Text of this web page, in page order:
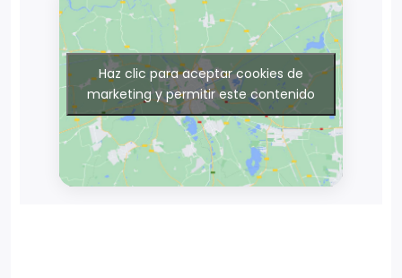
Haz clic para aceptar cookies de
marketing y permitir este contenido